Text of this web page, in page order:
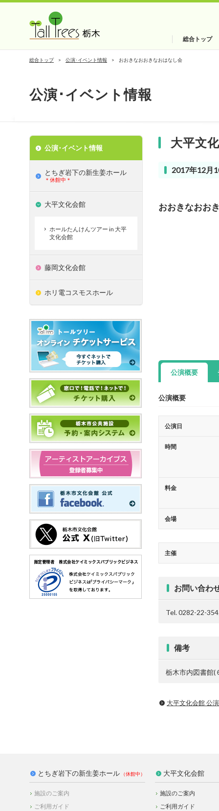
総合トップ
総合トップ 公演･イベント情報 おおきなおおきなおはなし会
公演･イベント情報
大平文
2017年12月
おおきなおお
公演概要
公演概要
公演日
時間
料金
会場
主催
お問い合わ
Tel. 0282-22-
備考
栃木市内図書館(
大平文化会館 公
公演･イベント情報
とちぎ岩下の新⽣姜ホール
＊休館中＊
大平文化会館
ホールたんけんツアー in 大平
文化会館
藤岡文化会館
ホリ電コスモスホール
とちぎ岩下の新生姜ホール
施設のご案内
ご利用ガイド
大平文化会館
施設のご案内
ご利用ガイド